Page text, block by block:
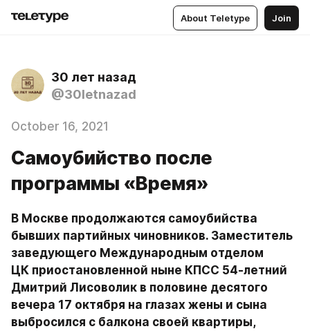
About Teletype Join
30 лет назад
@30letnazad
October 16, 2021
Самоубийство после
программы «Время»
В Москве продолжаются самоубийства
бывших партийных чиновников. Заместитель
заведующего Международным отделом
ЦК приостановленной ныне КПСС 54-летний
Дмитрий Лисоволик в половине десятого
вечера 17 октября на глазах жены и сына
выбросился с балкона своей квартиры,